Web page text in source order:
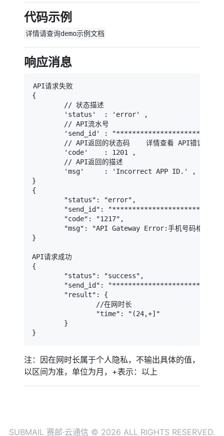
代码示例
详情请查询demo示例文档
响应消息
API请求失败
{
        // 状态描述
        'status'  : 'error' ,
        // API流水号
'send_id' :
// API返回的状态码    详情查看 API错误代码
        'code'    : 1201 ,
        // API返回的描述
        'msg'     : 'Incorrect APP ID.' ,
}
{
        "status": "error",
"send_id":
        "code": "1217",
"msg": "API Gateway Error:手机号码格式错
}
API请求成功
{
        "status": "success",
"send_id":
        "result": {
                //在网时长
                "time": "(24,+]"
        }
}
注：因在网时长属于个人隐私，不输出具体的值，
以区间为准，单位为月，+表示：以上
SUBMAIL 赛邮·云通信 © 2026 ALL RIGHTS RESERVED.